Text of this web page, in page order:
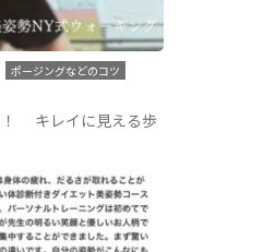
ポージングなどのコツ
！ キレイに見える歩